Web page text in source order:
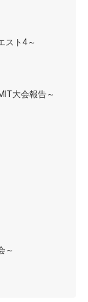
スト4～
大会報告～
～